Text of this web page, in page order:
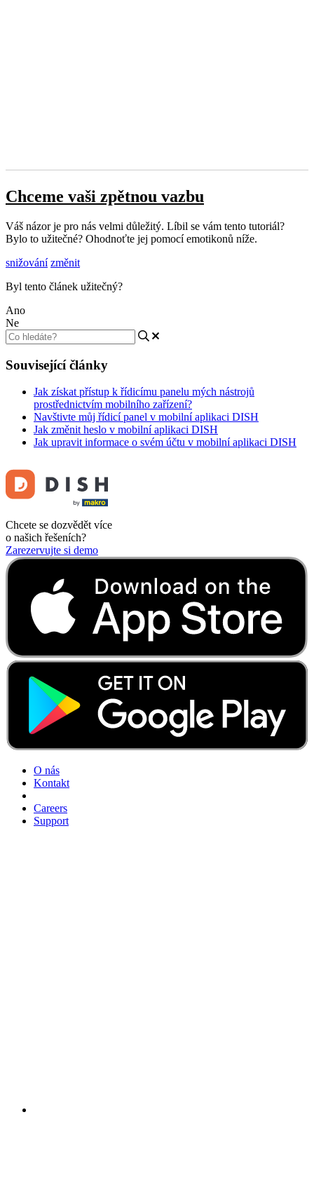
Chceme vaši zpětnou vazbu
Váš názor je pro nás velmi důležitý. Líbil se vám tento tutoriál?
Bylo to užitečné? Ohodnoťte jej pomocí emotikonů níže.
snižování změnit
Byl tento článek užitečný?
Ano
Ne
Související články
Jak získat přístup k řídicímu panelu mých nástrojů
prostřednictvím mobilního zařízení?
Navštivte můj řídicí panel v mobilní aplikaci DISH
Jak změnit heslo v mobilní aplikaci DISH
Jak upravit informace o svém účtu v mobilní aplikaci DISH
Chcete se dozvědět více
o našich řešeních?
Zarezervujte si demo
O nás
Kontakt
Careers
Support